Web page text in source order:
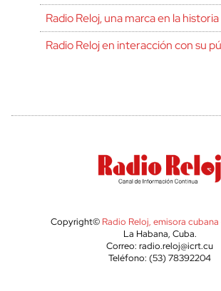
Radio Reloj, una marca en la
Radio Reloj en interacción con su
Copyright© Radio Reloj, emisora
La Habana, Cuba.
Correo: radio.reloj@icrt.cu
Teléfono: (53) 78392204